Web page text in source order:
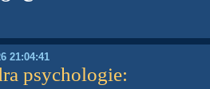
21:04:41
psychologie: